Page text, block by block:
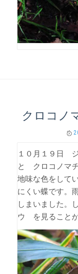
クロコノ
１０月１９日
と クロコノマ
地味な色をして
にくい蝶です。
しまいました。
ウ を見ることが